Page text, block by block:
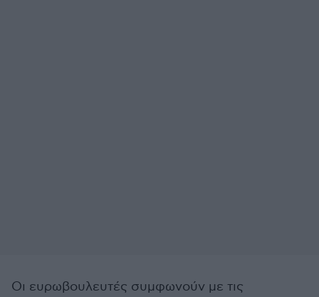
Οι ευρωβουλευτές συμφωνούν με τις